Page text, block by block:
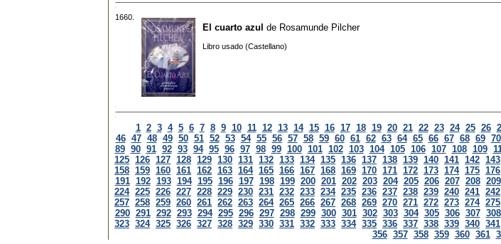
1660.
El cuarto azul de Rosamunde Pilcher
Libro usado (Castellano)
1 2 3 4 5 6 7 8 9 10 11 12 13 14 15 16 17 18 19 20 21 22 23 24 25 26
46 47 48 49 50 51 52 53 54 55 56 57 58 59 60 61 62 63 64 65 66 67 68 69 70
89 90 91 92 93 94 95 96 97 98 99 100 101 102 103 104 105 106 107 108 109
125 126 127 128 129 130 131 132 133 134 135 136 137 138 139 140 141 142 143
158 159 160 161 162 163 164 165 166 167 168 169 170 171 172 173 174 175 176
191 192 193 194 195 196 197 198 199 200 201 202 203 204 205 206 207 208 209
224 225 226 227 228 229 230 231 232 233 234 235 236 237 238 239 240 241 242
257 258 259 260 261 262 263 264 265 266 267 268 269 270 271 272 273 274 275
290 291 292 293 294 295 296 297 298 299 300 301 302 303 304 305 306 307 308
323 324 325 326 327 328 329 330 331 332 333 334 335 336 337 338 339 340 341
356 357 358 359 360 361